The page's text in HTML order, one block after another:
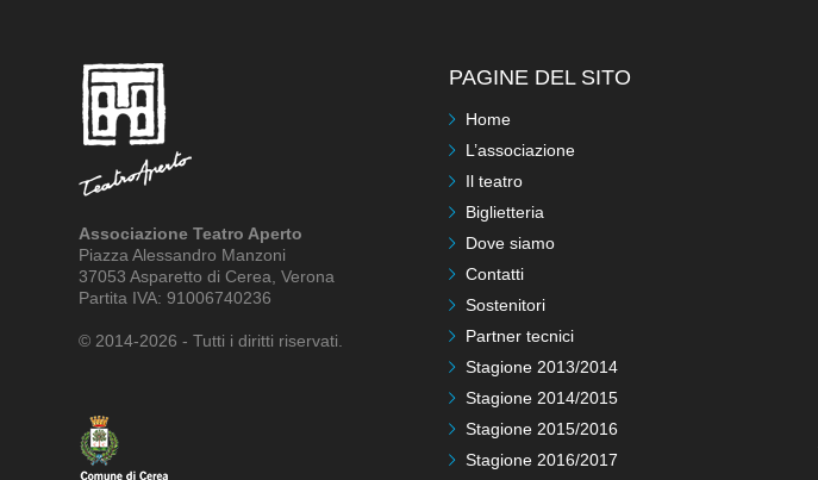
Associazione Teatro Aperto
Piazza Alessandro Manzoni
37053 Asparetto di Cerea, Verona
Partita IVA: 91006740236
© 2014-2026 - Tutti i diritti riservati.
PAGINE DEL SITO
Home
L’associazione
Il teatro
Biglietteria
Dove siamo
Contatti
Sostenitori
Partner tecnici
Stagione 2013/2014
Stagione 2014/2015
Stagione 2015/2016
Stagione 2016/2017